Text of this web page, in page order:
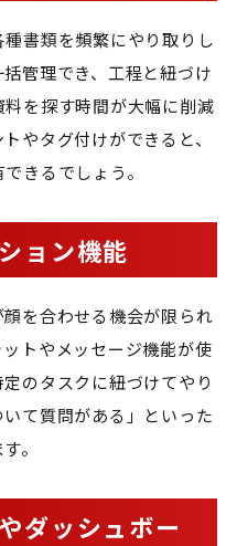
書類を頻繁にやり取りし
管理でき、工程と紐づけ
を探す時間が大幅に削減
やタグ付けができると、
きるでしょう。
ョン機能
を合わせる機会が限られ
トやメッセージ機能が使
のタスクに紐づけてやり
て質問がある」といった
。
ダッシュボー